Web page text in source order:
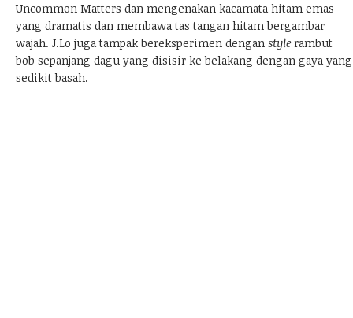
Uncommon Matters dan mengenakan kacamata hitam emas
yang dramatis dan membawa tas tangan hitam bergambar
wajah. J.Lo juga tampak bereksperimen dengan stylerambut
bob sepanjang dagu yang disisir ke belakang dengan gaya yang
sedikit basah.